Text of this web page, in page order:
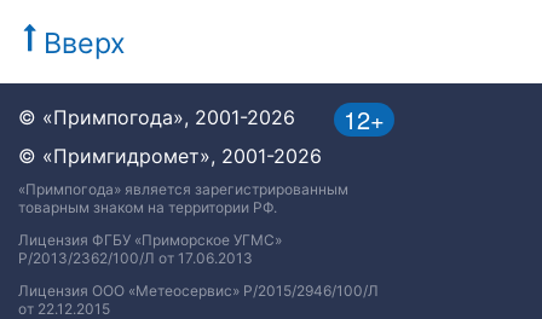
Вверх
12+
© «Примпогода», 2001-2026
© «Примгидромет», 2001-2026
«Примпогода» является зарегистрированным
товарным знаком на территории РФ.
Лицензия ФГБУ «Приморское УГМС»
Р/2013/2362/100/Л от 17.06.2013
Лицензия ООО «Метеосервис» Р/2015/2946/100/Л
от 22.12.2015